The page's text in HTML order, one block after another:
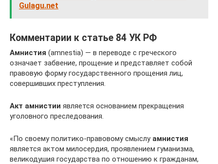
Gulagu.net
Комментарии к статье 84 УК РФ
Амнистия (amnestia) — в переводе с греческого
означает забвение, прощение и представляет собой
правовую форму государственного прощения лиц,
совершивших преступления.
Акт амнистии является основанием прекращения
уголовного преследования.
«По своему политико-правовому смыслу амнистия
является актом милосердия, проявлением гуманизма,
великодушия государства по отношению к гражданам,